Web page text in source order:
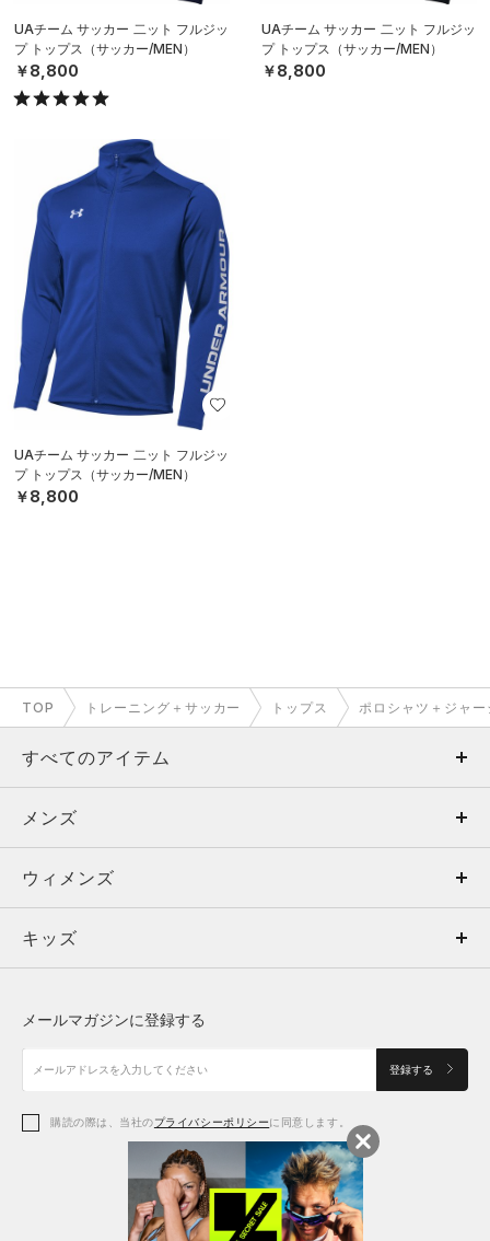
UAチーム サッカー 二ット フルジッ
プ トップス（サッカー/MEN）
￥8,800
UAチーム サッカー 二ット フルジッ
プ トップス（サッカー/MEN）
￥8,800
UAチーム サッカー 二ット フルジッ
プ トップス（サッカー/MEN）
￥8,800
TOP トレーニング＋サッカー トップス ポロシャツ＋ジャー
すべてのアイテム
メンズ
ウィメンズ
キッズ
アクセサリー
メンズ
トップス
ボトムス
アクセサリー
ウィメンズ
トップス
シューズ
アクセサリー
キッズ
シューズ
メールマガジンに登録する
登録する
購読の際は、当社のプライバシーポリシーに同意します。